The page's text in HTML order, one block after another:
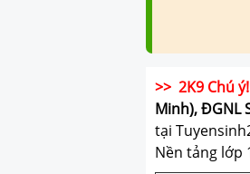
>> 2K9 Chú
Minh), ĐGNL
tại
Nền tảng lớp